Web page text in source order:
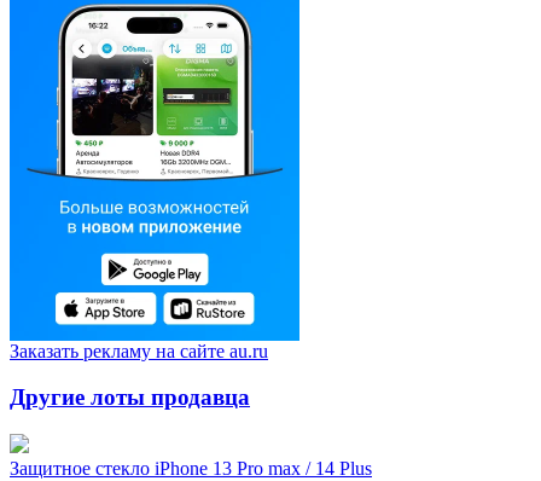
Заказать рекламу на сайте au.ru
Другие лоты продавца
Защитное стекло iPhone 13 Pro max / 14 Plus